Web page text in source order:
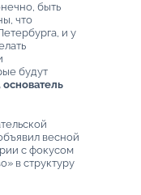
быть
что
и у
будут
основатель
весной
с фокусом
в структуру